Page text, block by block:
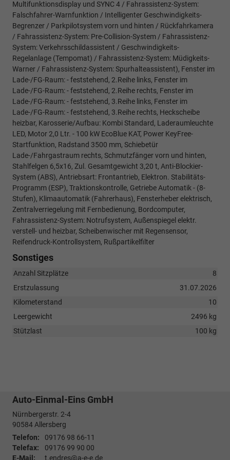
Multifunktionsdisplay und SYNC 4 / Fahrassistenz-System:
Falschfahrer-Warnfunktion / Intelligenter Geschwindigkeits-
Begrenzer / Parkpilotsystem vorn und hinten / Rückfahrkamera
/ Fahrassistenz-System: Pre-Collision-System / Fahrassistenz-
System: Verkehrsschildassistent / Geschwindigkeits-
Regelanlage (Tempomat) / Fahrassistenz-System: Müdigkeits-
Warner / Fahrassistenz-System: Spurhalteassistent), Fenster im
Lade-/FG-Raum: - feststehend, 2.Reihe links, Fenster im
Lade-/FG-Raum: - feststehend, 2.Reihe rechts, Fenster im
Lade-/FG-Raum: - feststehend, 3.Reihe links, Fenster im
Lade-/FG-Raum: - feststehend, 3.Reihe rechts, Heckscheibe
heizbar, Karosserie/Aufbau: Kombi Standard, Laderaumleuchte
LED, Motor 2,0 Ltr. - 100 kW EcoBlue KAT, Power KeyFree-
Startfunktion, Radstand 3500 mm, Schiebetür
Lade-/Fahrgastraum rechts, Schmutzfänger vorn und hinten,
Stahlfelgen 6,5x16, Zul. Gesamtgewicht 3,20 t, Anti-Blockier-
System (ABS), Antriebsart: Frontantrieb, Elektron. Stabilitäts-
Programm (ESP), Traktionskontrolle, Getriebe Automatik - (8-
Stufen), Klimaautomatik (Fahrerhaus), Fensterheber elektrisch,
Zentralverriegelung mit Fernbedienung, Bordcomputer,
Fahrassistenz-System: Notrufsystem, Außenspiegel elektr.
verstell- und heizbar, Scheibenwischer mit Regensensor,
Reifendruck-Kontrollsystem, Rußpartikelfilter
Sonstiges
Anzahl Sitzplätze
8
Erstzulassung
31.07.2026
Kilometerstand
10
Leergewicht
2496 kg
Stützlast
100 kg
Auto-Einmal-Eins GmbH
Nürnbergerstr. 2-4
90584Allersberg
Telefon:
09176 98 66-11
Telefax:
09176 99 90 00
E-Mail:
t.endres@a-e-e.de